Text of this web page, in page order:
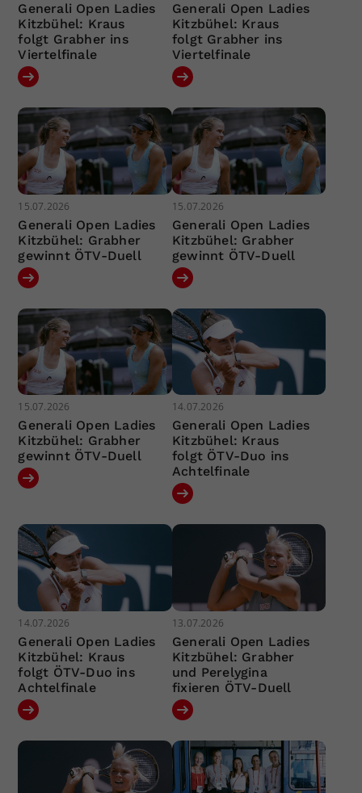
Generali Open Ladies
Kitzbühel: Kraus
folgt Grabher ins
Viertelfinale
Generali Open Ladies
Kitzbühel: Kraus
folgt Grabher ins
Viertelfinale
15.07.2026
Generali Open Ladies
Kitzbühel: Grabher
gewinnt ÖTV-Duell
15.07.2026
Generali Open Ladies
Kitzbühel: Grabher
gewinnt ÖTV-Duell
15.07.2026
Generali Open Ladies
Kitzbühel: Grabher
gewinnt ÖTV-Duell
14.07.2026
Generali Open Ladies
Kitzbühel: Kraus
folgt ÖTV-Duo ins
Achtelfinale
14.07.2026
Generali Open Ladies
Kitzbühel: Kraus
folgt ÖTV-Duo ins
Achtelfinale
13.07.2026
Generali Open Ladies
Kitzbühel: Grabher
und Perelygina
fixieren ÖTV-Duell